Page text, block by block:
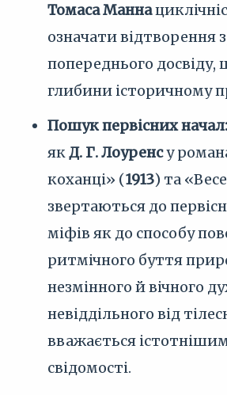
Томаса Манна
означати відтворення
попереднього досвіду,
глибини історичному
Пошук первісних начал:
якД. Г. Лоуренсу
коханці» (1913) та
звертаються до
міфів як до способу
ритмічного буття
незмінного й вічного
невіддільного від
вважається
свідомості.